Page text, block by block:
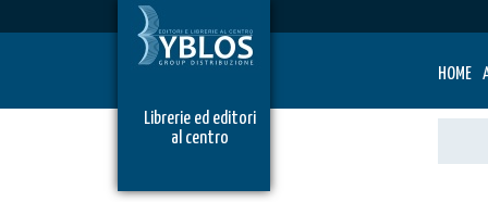
HOME
Librerie ed editori
al centro